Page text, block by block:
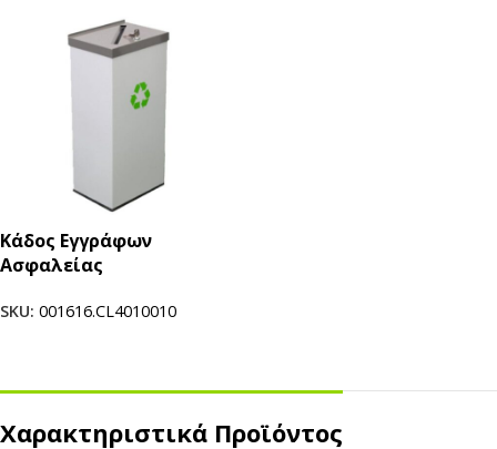
Κάδος Εγγράφων
Ασφαλείας
SKU: 001616.CL4010010
Χαρακτηριστικά Προϊόντος